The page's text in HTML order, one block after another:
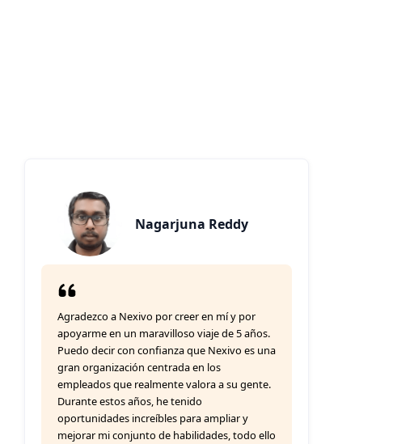
Nagarjuna Reddy
Agradezco a Nexivo por creer en mí y por
apoyarme en un maravilloso viaje de 5 años.
Puedo decir con confianza que Nexivo es una
gran organización centrada en los
empleados que realmente valora a su gente.
Durante estos años, he tenido
oportunidades increíbles para ampliar y
mejorar mi conjunto de habilidades, todo ello